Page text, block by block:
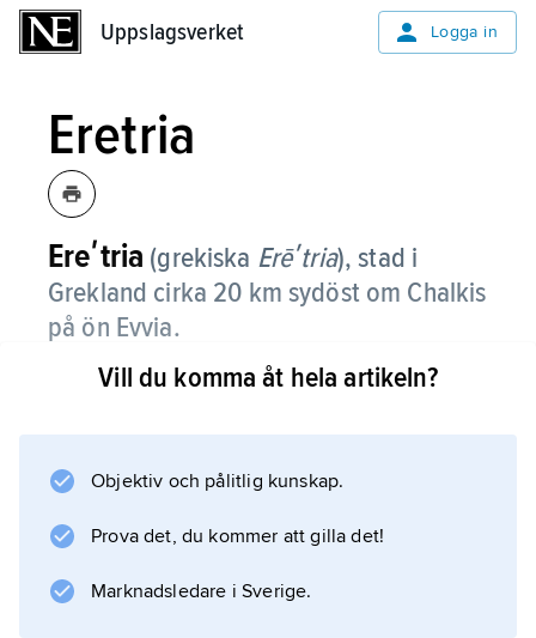
Uppslagsverket Logga in
Eretria
Ereʹtria (grekiska Erēʹtria),stad i
Grekland cirka 20 km sydöst om Chalkis
på ön Evvia.
Eretria har varit bebott sedan mykensk tid.
kolonier och låg ofta i fejd med Chalkis. År
straff för dess deltagande i den
joniska revolten
499–494. Eretria var medlem i
Vill du komma åt hela artikeln?
Objektiv och pålitlig kunskap.
Prova det, du kommer att gilla det!
Marknadsledare i Sverige.